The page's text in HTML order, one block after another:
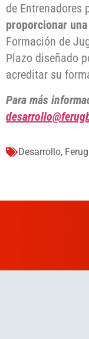
de Entrenadores
proporcionar
Formación de
Plazo diseñado
acreditar su
Para más
Desarrollo,